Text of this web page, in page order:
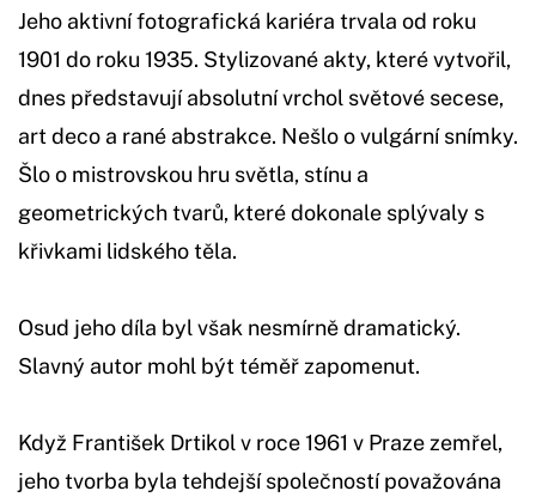
Jeho aktivní fotografická kariéra trvala od roku
1901 do roku 1935. Stylizované akty, které vytvořil,
dnes představují absolutní vrchol světové secese,
art deco a rané abstrakce. Nešlo o vulgární snímky.
Šlo o mistrovskou hru světla, stínu a
geometrických tvarů, které dokonale splývaly s
křivkami lidského těla.
Osud jeho díla byl však nesmírně dramatický.
Slavný autor mohl být téměř zapomenut.
Když František Drtikol v roce 1961 v Praze zemřel,
jeho tvorba byla tehdejší společností považována